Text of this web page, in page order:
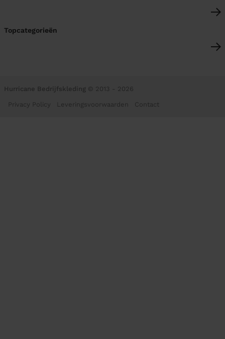
Topcategorieën
Hurricane Bedrijfskleding © 2013 - 2026
Privacy Policy Leveringsvoorwaarden Contact